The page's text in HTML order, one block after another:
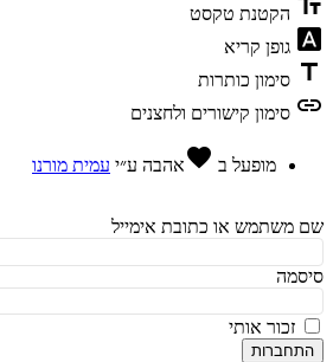
הקטנת טקסט
גופן קריא
סימון כותרות
סימון קישורים ולחצנים
מופעל בfavorite אהבהע״י עמית מורנו
או כתובת אימייל
זכור אותי